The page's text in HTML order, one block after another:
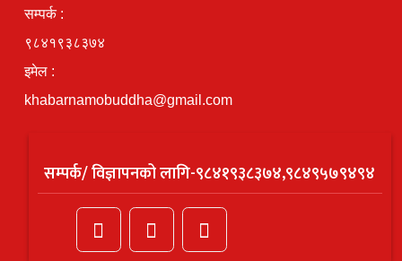
सम्पर्क :
९८४१९३८३७४
इमेल :
khabarnamobuddha@gmail.com
सम्पर्क/ विज्ञापनको लागि-९८४१९३८३७४,९८४९५७९४९४